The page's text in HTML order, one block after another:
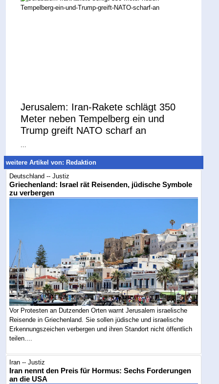
Jerusalem: Iran-Rakete schlägt 350
Meter neben Tempelberg ein und
Trump greift NATO scharf an
weitere Artikel von: Redaktion
Deutschland -- Justiz
Griechenland: Israel rät Reisenden, jüdische Symbole
zu verbergen
Vor Protesten an Dutzenden Orten warnt Jerusalem israelische
Reisende in Griechenland. Sie sollen jüdische und israelische
Erkennungszeichen verbergen und ihren Standort nicht öffentlich
teilen....
Iran -- Justiz
Iran nennt den Preis für Hormus: Sechs Forderungen
an die USA